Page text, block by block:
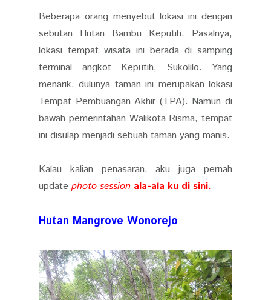
Beberapa orang menyebut lokasi ini dengan
sebutan Hutan Bambu Keputih. Pasalnya,
lokasi tempat wisata ini berada di samping
terminal angkot Keputih, Sukolilo. Yang
menarik, dulunya taman ini merupakan lokasi
Tempat Pembuangan Akhir (TPA). Namun di
bawah pemerintahan Walikota Risma, tempat
ini disulap menjadi sebuah taman yang manis.
Kalau kalian penasaran, aku juga pernah
updatephoto session ala-ala ku di sini.
Hutan Mangrove Wonorejo